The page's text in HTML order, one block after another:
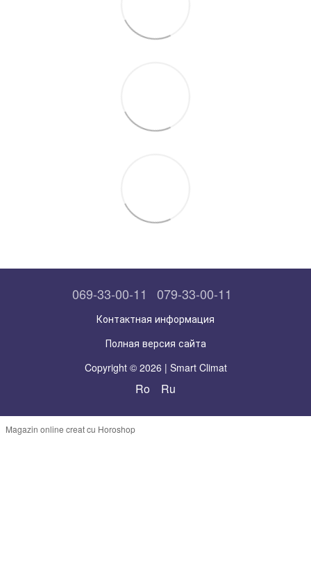
069-33-00-11 079-33-00-11
Контактная информация
Полная версия сайта
Copyright © 2026 | Smart Climat
Ro Ru
Magazin online creat cu Horoshop